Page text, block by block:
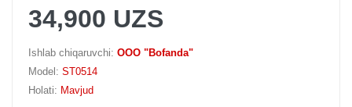
34,900 UZS
Ishlab chiqaruvchi: OOO "Bofanda"
Model: ST0514
Holati: Mavjud